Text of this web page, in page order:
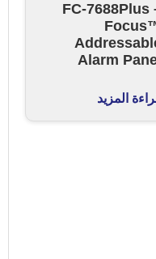
FC-7688Plus
Alarm
المزيد